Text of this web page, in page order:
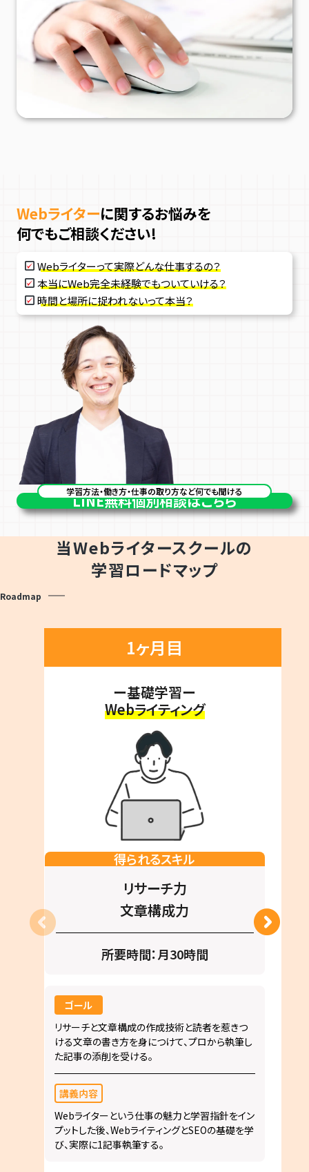
Webライターに関するお悩みを
何でもご相談ください!
Webライターって実際どんな仕事するの？
本当にWeb完全未経験でもついていける？
時間と場所に捉われないって本当？
学習方法・働き方・仕事の取り方など何でも聞ける
LINE無料個別相談はこちら
当Webライタースクールの
学習ロードマップ
Roadmap
1ヶ月目
ー基礎学習ー
Webライティング
得られるスキル
リサーチ力
文章構成力
所要時間：月30時間
ゴール
リサーチと文章構成の作成技術と読者を惹きつ
ける文章の書き方を身につけて、プロから執筆し
た記事の添削を受ける。
講義内容
Webライターという仕事の魅力と学習指針をイン
プットした後、WebライティングとSEOの基礎を学
び、実際に1記事執筆する。